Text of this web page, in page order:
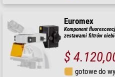
Euromex
Komponent
zestawami filtrów
$
gotowe do